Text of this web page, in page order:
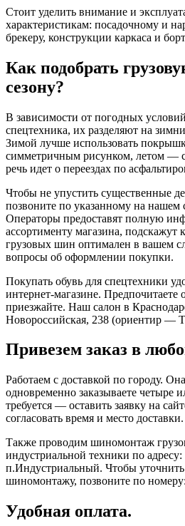
Стоит уделить внимание и
характеристикам: посадочному и
брекеру, конструкции каркаса и
Как подобрать
сезону?
В зависимости от погодных
спецтехника, их разделяют на
Зимой лучше использовать
симметричным рисунком, летом —
речь идет о переездах по
Чтобы не упустить существенные
позвоните по указанному на нашем
Операторы предоставят полную
ассортименту магазина, подскажут
грузовых шин оптимален в вашем
вопросы об оформлении покупки.
Покупать обувь для спецтехники
интернет-магазине. Предпочитаете
приезжайте. Наш салон в
Новороссийская, 238 (ориентир —
Привезем заказ в
Работаем с доставкой по городу.
одновременно заказываете четыре
требуется — оставить заявку на
согласовать время и место доставки.
Также проводим шиномонтаж
индустриальной техники по
п.Индустриальный. Чтобы
шиномонтажу, позвоните по
Удобная оплата.